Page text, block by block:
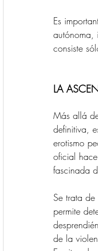
Es
autónoma,
consiste
LA
Más allá
definitiva,
erotismo
oficial
fascinada
Se trata
permite
de la